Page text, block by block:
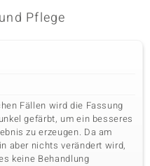
Pflege
Fällen wird die Fassung
gefärbt, um ein besseres
zu erzeugen. Da am
aber nichts verändert wird,
keine Behandlung